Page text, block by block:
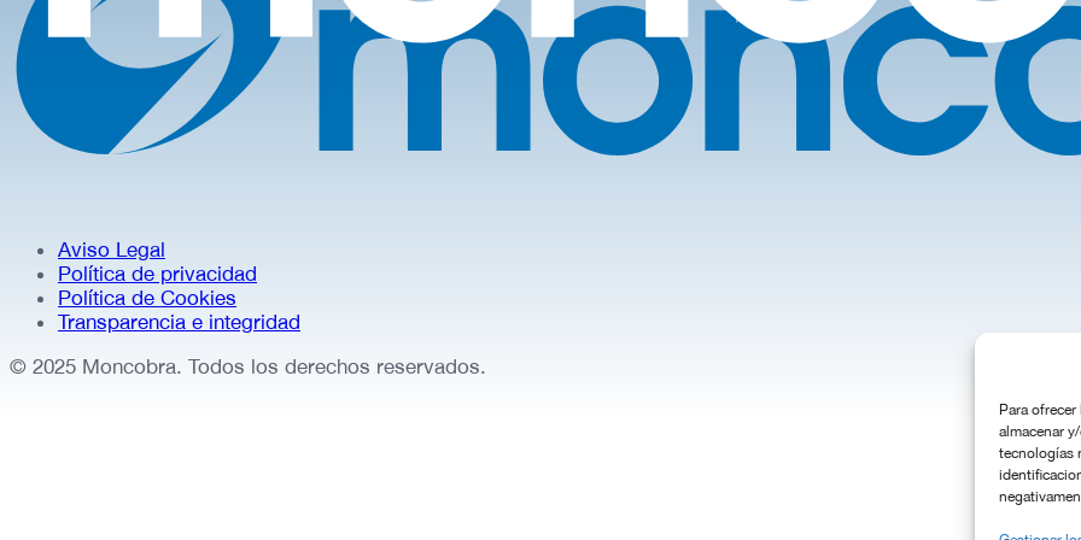
Para
almacenar
tecnologías
Aviso Legal
Política de privacidad
Política de Cookies
Transparencia e integridad
© 2025 Moncobra. Todos los derechos reservados.